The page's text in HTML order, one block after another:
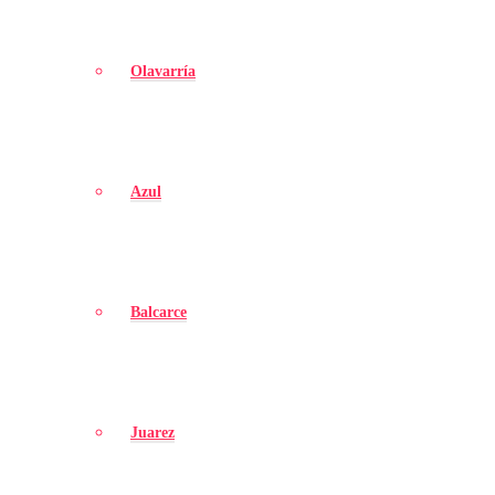
Olavarría
Azul
Balcarce
Juarez